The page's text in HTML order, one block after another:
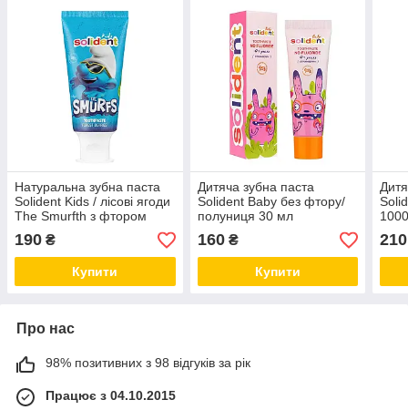
Натуральна зубна паста
Solident Kids / лісові ягоди
The Smurfth з фтором
1000 ppm Mr.SCRUBBER
50 мл
190 ₴
Купити
Дитяча зубна паста
Solident Baby без фтору/
полуниця 30 мл
160₴
Купити
210
Про нас
98% позитивних з 98 відгуків за рік
Працює з 04.10.2015